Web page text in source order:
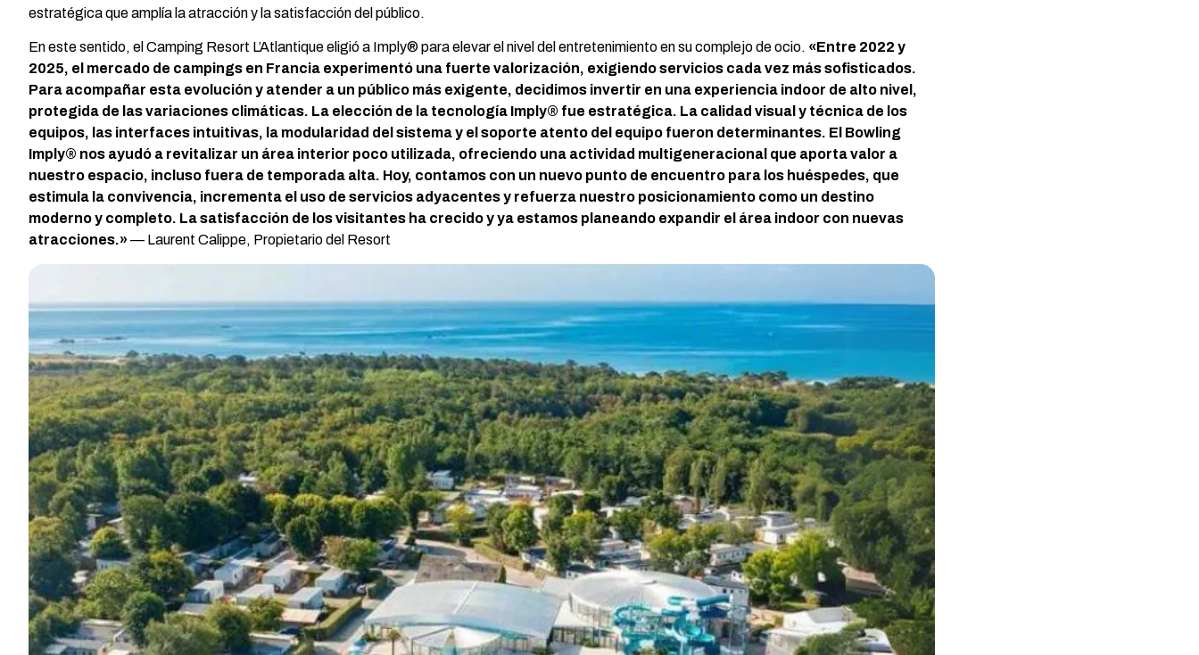
estratégica que amplía la atracción y la satisfacción del público.
En este sentido, el Camping Resort L’Atlantique eligió a Imply® para elevar el nivel del entretenimiento en su complejo de ocio. «Entre 2022 y
2025, el mercado de campings en Francia experimentó una fuerte valorización, exigiendo servicios cada vez más sofisticados.
Para acompañar esta evolución y atender a un público más exigente, decidimos invertir en una experiencia indoor de alto nivel,
protegida de las variaciones climáticas. La elección de la tecnología Imply® fue estratégica. La calidad visual y técnica de los
equipos, las interfaces intuitivas, la modularidad del sistema y el soporte atento del equipo fueron determinantes. El Bowling
Imply® nos ayudó a revitalizar un área interior poco utilizada, ofreciendo una actividad multigeneracional que aporta valor a
nuestro espacio, incluso fuera de temporada alta. Hoy, contamos con un nuevo punto de encuentro para los huéspedes, que
estimula la convivencia, incrementa el uso de servicios adyacentes y refuerza nuestro posicionamiento como un destino
moderno y completo. La satisfacción de los visitantes ha crecido y ya estamos planeando expandir el área indoor con nuevas
atracciones.»— Laurent Calippe, Propietario del Resort